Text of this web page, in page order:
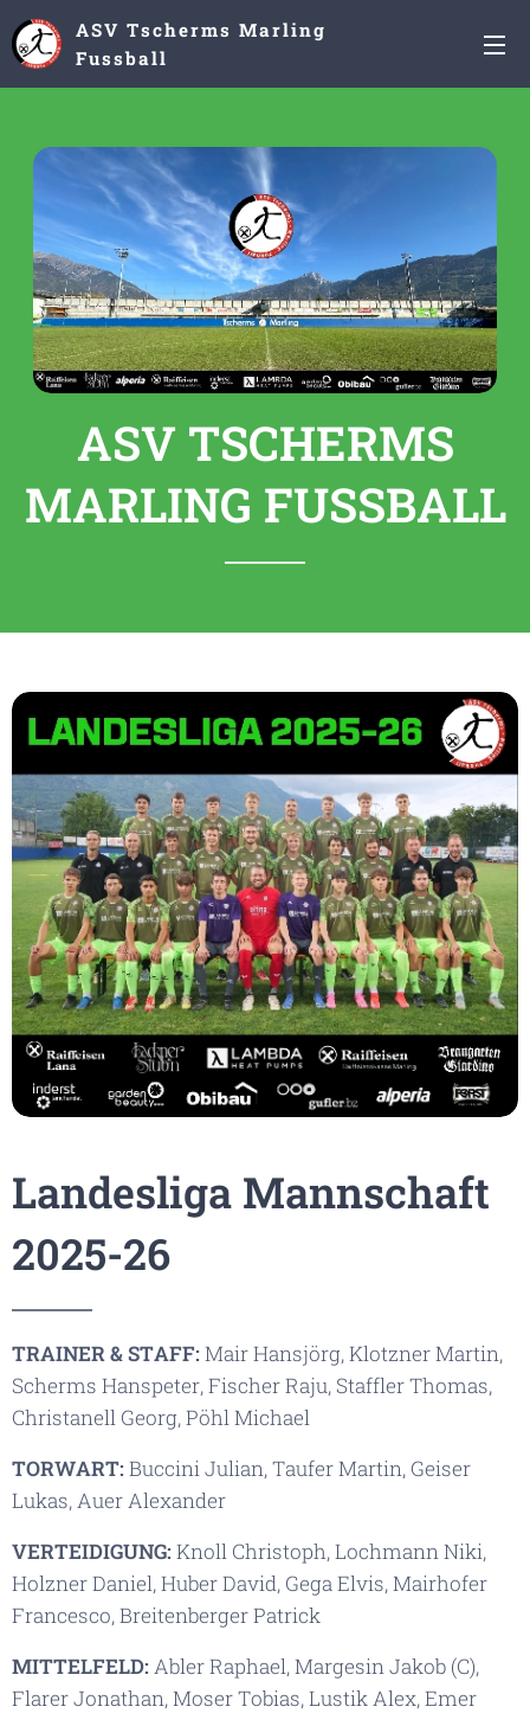
ASV Tscherms Marling
Fussball
ASV TSCHERMS
MARLING FUSSBALL
Landesliga Mannschaft
2025-26
TRAINER & STAFF:Mair Hansjörg, Klotzner Martin,
Scherms Hanspeter, Fischer Raju, Staffler Thomas,
Christanell Georg, Pöhl Michael
TORWART:Buccini Julian, Taufer Martin, Geiser
Lukas, Auer Alexander
VERTEIDIGUNG:Knoll Christoph, Lochmann Niki,
Holzner Daniel, Huber David, Gega Elvis, Mairhofer
Francesco, Breitenberger Patrick
MITTELFELD:Abler Raphael, Margesin Jakob (C),
Flarer Jonathan, Moser Tobias, Lustik Alex, Emer